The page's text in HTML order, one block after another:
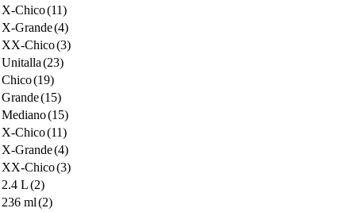
X-Chico(11)
X-Grande(4)
XX-Chico(3)
Unitalla(23)
Chico(19)
Grande(15)
Mediano(15)
X-Chico(11)
X-Grande(4)
XX-Chico(3)
2.4 L(2)
236 ml(2)